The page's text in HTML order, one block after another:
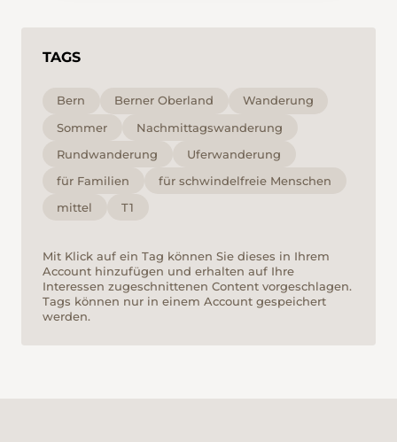
TAGS
Bern Berner Oberland
Wanderung
Sommer
Nachmittagswanderung
Rundwanderung
Uferwanderung
für Familien
für schwindelfreie Menschen
mittel
T1
Mit Klick auf ein Tag können Sie dieses in Ihrem
Account hinzufügen und erhalten auf Ihre
Interessen zugeschnittenen Content vorgeschlagen.
Tags können nur in einem Account gespeichert
werden.